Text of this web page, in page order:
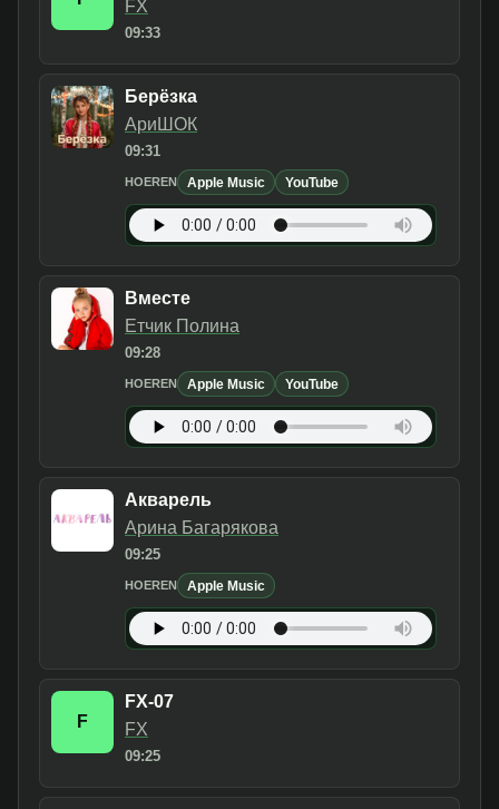
FX
09:33
Берёзка
АриШОК
09:31
HOEREN Apple Music YouTube
Вместе
Етчик Полина
09:28
HOEREN Apple Music YouTube
Акварель
Арина Багарякова
09:25
HOEREN Apple Music
F
FX-07
FX
09:25